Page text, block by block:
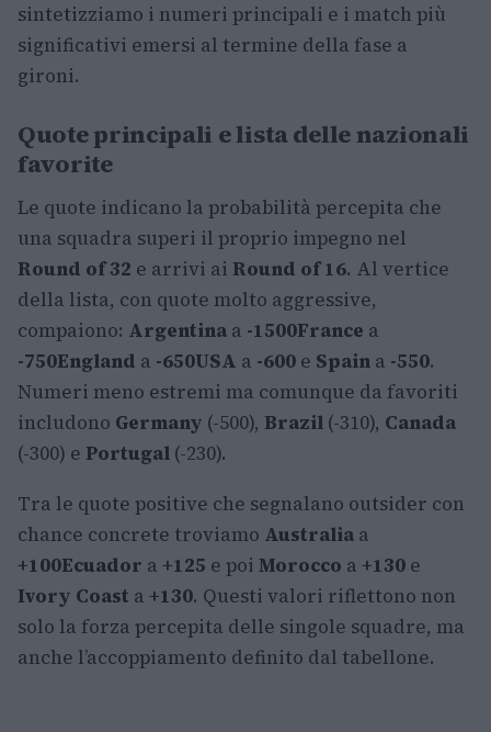
sintetizziamo i numeri principali e i match più
significativi emersi al termine della fase a
gironi.
Quote principali e lista delle nazionali
favorite
Le quote indicano la probabilità percepita che
una squadra superi il proprio impegno nel
Round of 32 e arrivi ai Round of 16. Al vertice
della lista, con quote molto aggressive,
compaiono: Argentina a -1500France a
-750England a -650USA a -600 e Spain a -550.
Numeri meno estremi ma comunque da favoriti
includono Germany (-500), Brazil (-310), Canada
(-300) e Portugal (-230).
Tra le quote positive che segnalano outsider con
chance concrete troviamo Australia a
+100Ecuador a +125 e poi Morocco a +130 e
Ivory Coast a +130. Questi valori riflettono non
solo la forza percepita delle singole squadre, ma
anche l’accoppiamento definito dal tabellone.